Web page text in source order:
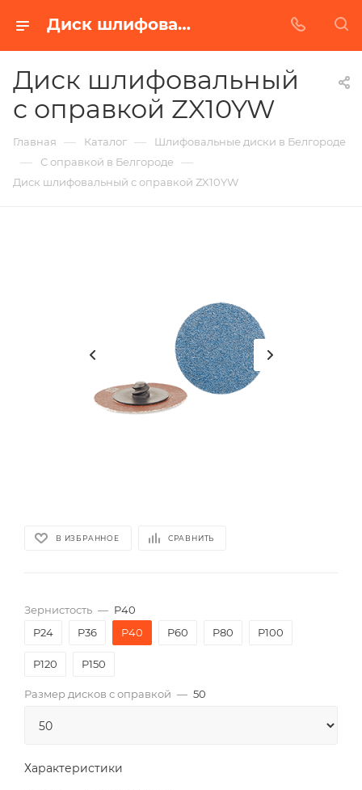
Диск шлифовальный с оправкой ZX10YW в Белгороде | Купить по недорогой цене от Абразивного Завода
Диск шлифовальный
с оправкой ZX10YW
Главная — Каталог — Шлифовальные диски в Белгороде
— С оправкой в Белгороде —
Диск шлифовальный с оправкой ZX10YW
В ИЗБРАННОЕ СРАВНИТЬ
Зернистость — P40
P24
P36 P40 P60 P80 P100
P120 P150
Размер дисков с оправкой — 50
Характеристики